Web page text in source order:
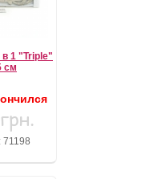
1 "Triple"
см
71198